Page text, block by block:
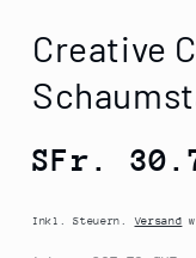
Creative
Normaler
SFr.
Inkl. Steuern.Versand